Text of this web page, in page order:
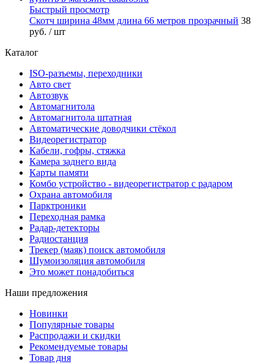
Быстрый просмотр
Скотч ширина 48мм длина 66 метров прозрачный 38
руб. / шт
Каталог
ISO-разъемы, переходники
Авто свет
Автозвук
Автомагнитола
Автомагнитола штатная
Автоматические доводчики стёкол
Видеорегистратор
Кабели, гофры, стяжка
Камера заднего вида
Карты памяти
Комбо устройство - видеорегистратор с радаром
Охрана автомобиля
Парктроники
Переходная рамка
Радар-детекторы
Радиостанция
Трекер (маяк) поиск автомобиля
Шумоизоляция автомобиля
Это может понадобиться
Наши предложения
Новинки
Популярные товары
Распродажи и скидки
Рекомендуемые товары
Товар дня